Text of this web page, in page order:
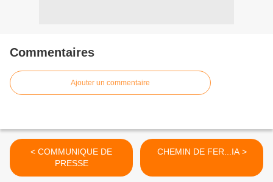
Commentaires
Ajouter un commentaire
< COMMUNIQUE DE
PRESSE
CHEMIN DE FER...IA >